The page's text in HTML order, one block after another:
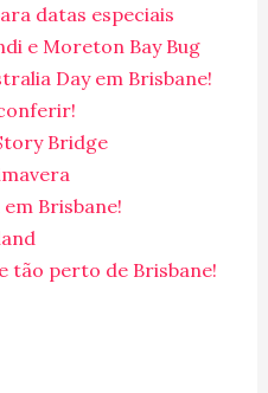
datas especiais
e Moreton Bay Bug
Day em Brisbane!
Bridge
Brisbane!
tão perto de Brisbane!